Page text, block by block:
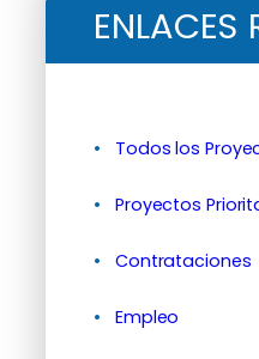
ENLACES
Todos los
Proyectos
Contrataciones
Empleo